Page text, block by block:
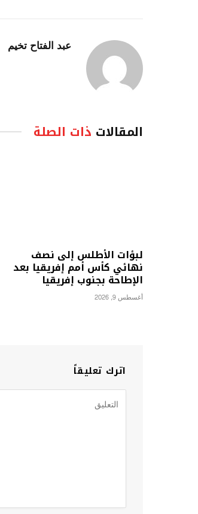
عبد الفتاح تخيم
المقالات ذات الصلة
لبؤات الأطلس إلى نصف
نهائي كأس أمم إفريقيا بعد
الإطاحة بجنوب إفريقيا
أغسطس 9, 2026
اترك تعليقاً